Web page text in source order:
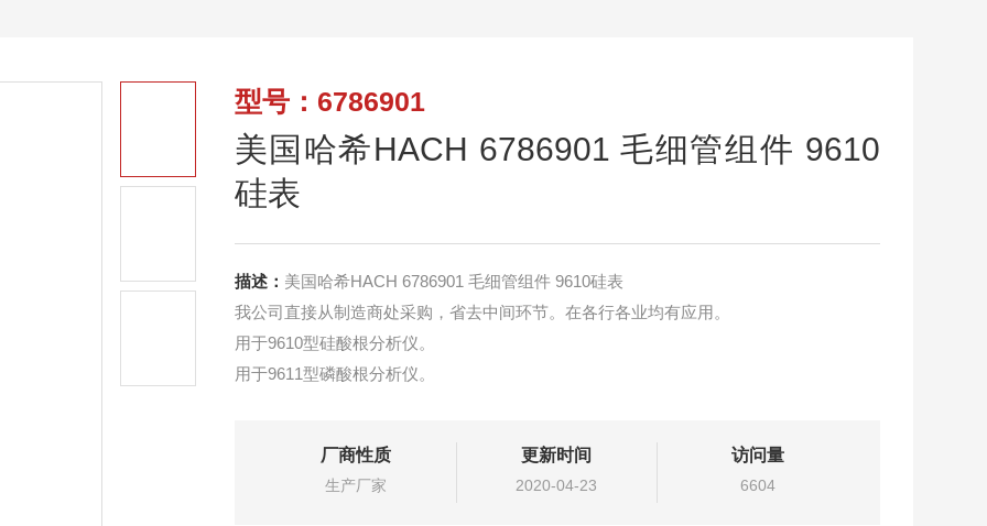
型号：6786901
美国哈希HACH 6786901 毛细管组件 9610
硅表
描述： 美国哈希HACH 6786901 毛细管组件 9610硅表
我公司直接从制造商处采购，省去中间环节。在各行各业均有应用。
用于9610型硅酸根分析仪。
用于9611型磷酸根分析仪。
厂商性质
生产厂家
更新时间
2020-04-23
访问量
6604